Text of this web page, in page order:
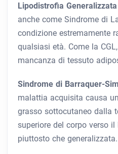
Lipodistrofia
anche come Sindrome di
condizione estremamente
qualsiasi età. Come la
mancanza di tessuto
Sindrome di Barraquer-
malattia acquisita causa
grasso sottocutaneo dalla
superiore del corpo verso
piuttosto che generalizzata.